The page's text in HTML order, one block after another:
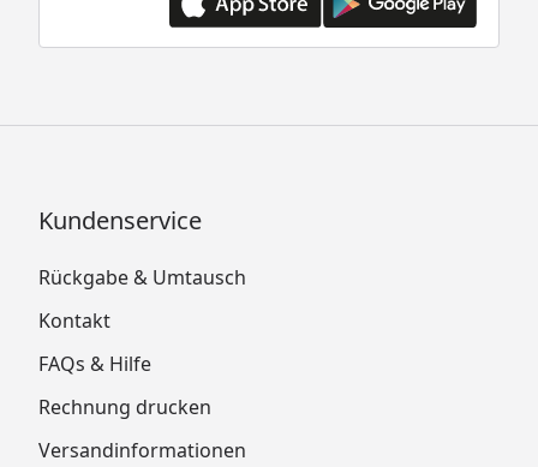
Kundenservice
Rückgabe & Umtausch
Kontakt
FAQs & Hilfe
Rechnung drucken
Versandinformationen